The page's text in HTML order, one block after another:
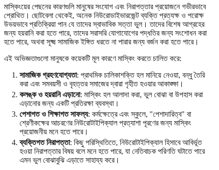
মাস্কিংয়ের পেছনের কারণগুলি মানুষের সংযোগ এবং নিরাপত্তার প্রয়োজনে গভীরভাবে
প্রোথিত। ছোটবেলা থেকেই, অনেক নিউরোডাইভারজেন্ট ব্যক্তি প্রত্যক্ষ ও পরোক্ষ
উভয়ভাবে প্রতিক্রিয়া পান যে তাদের স্বাভাবিক সত্তা ভুল। তাদের বিশেষ আগ্রহের
জন্য হয়রানি করা হতে পারে, তাদের সরাসরি যোগাযোগের পদ্ধতির জন্য সংশোধন করা
হতে পারে, অথবা সূক্ষ্ম সামাজিক ইঙ্গিত ধরতে না পারার জন্য বর্জন করা হতে পারে।
এই অভিজ্ঞতাগুলো মানুষকে কয়েকটি মূল কারণে মাস্কিং করতে চালিত করে:
সামাজিক গ্রহণযোগ্যতা: প্রাথমিক চালিকাশক্তি হল মানিয়ে নেওয়া, বন্ধু তৈরি
করা এবং সমবয়সী ও বৃহত্তর সমাজের দ্বারা গৃহীত হওয়ার আকাঙ্ক্ষা।
কলঙ্ক ও হয়রানি এড়ানো: মাস্কিং হল আলাদা করা, ভুল বোঝা বা উপহাস করা
এড়ানোর জন্য একটি প্রতিরক্ষা ব্যবস্থা।
পেশাগত ও শিক্ষাগত সাফল্য: কর্মক্ষেত্রে এবং স্কুলে, "পেশাদারিত্ব" বা
শ্রেণীকক্ষের আচরণের নিউরোটাইপিক্যাল প্রত্যাশা পূরণের জন্য মাস্কিং
প্রয়োজনীয় মনে হতে পারে।
ব্যক্তিগত নিরাপত্তা: কিছু পরিস্থিতিতে, নিউরোটাইপিক্যাল হিসাবে আবির্ভূত
হওয়া নিরাপত্তার বিষয় বলে মনে হতে পারে, যা নেতিবাচক পরিণতি ঘটাতে পারে
এমন ভুল বোঝাবুঝি এড়াতে সাহায্য করে।